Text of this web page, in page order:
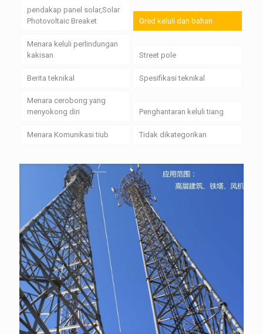
pendakap panel solar,Solar
Photovoltaic Breaket
Gred keluli dan bahan
Menara keluli perlindungan
kakisan
Street pole
Berita teknikal Spesifikasi teknikal
Menara cerobong yang
menyokong diri
Penghantaran keluli tiang
Menara Komunikasi tiub Tidak dikategorikan